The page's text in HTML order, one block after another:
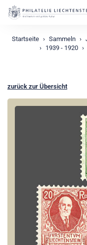
Startseite Sammeln
1939 - 1920
zurück zur Übersicht